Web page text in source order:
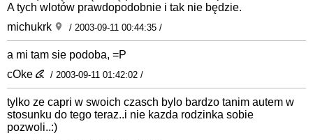
A tych wlotów prawdopodobnie i tak nie będzie.
michukrk
/ 2003-09-11 00:44:35 /
a mi tam sie podoba, =P
cOke
/ 2003-09-11 01:42:02 /
tylko ze capri w swoich czasch bylo bardzo tanim autem w
stosunku do tego teraz..i nie kazda rodzinka sobie
pozwoli..:)